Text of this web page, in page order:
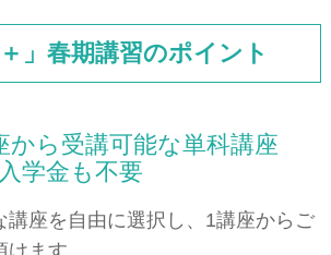
」春期講習のポイント
から受講可能な単科講座
学金も不要
講座を自由に選択し、1講座からご